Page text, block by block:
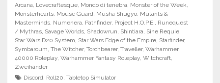
Arcana, Lovecraftesque, Mondo di tenebra, Monster of the Week,
Monsterhearts, Mouse Guard, Musha Shugyo, Mutants &
Masterminds, Numenera, Pathfinder, Project H.O.P.E., Runequest
/ Mythras, Savage Worlds, Shadowrun, Shintiara, Sine Requie,
Star Wars D20 System, Star Wars Edge of the Empire, Starfinder,
Symbaroum, The Witcher, Torchbearer, Traveller, Warhammer
40000 Roleplay, Warhammer Fantasy Roleplay, Witchcraft,
Zweihänder
Discord, Roll20,Tabletop Simulator